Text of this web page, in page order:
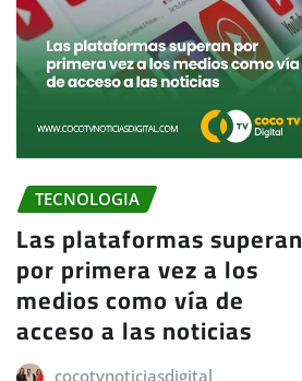
TECNOLOGIA
Las plataformas superan
por primera vez a los
medios como vía de
acceso a las noticias
cocotvnoticiasdigital